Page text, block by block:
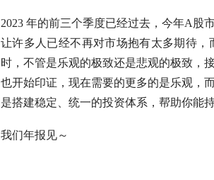
2023 年的前三个季度已经过去，今年A股
让许多人已经不再对市场抱有太多期待
时，不管是乐观的极致还是悲观的极致，
也开始印证，现在需要的更多的是乐观，
是搭建稳定、统一的投资体系，帮助你能
我们年报见～